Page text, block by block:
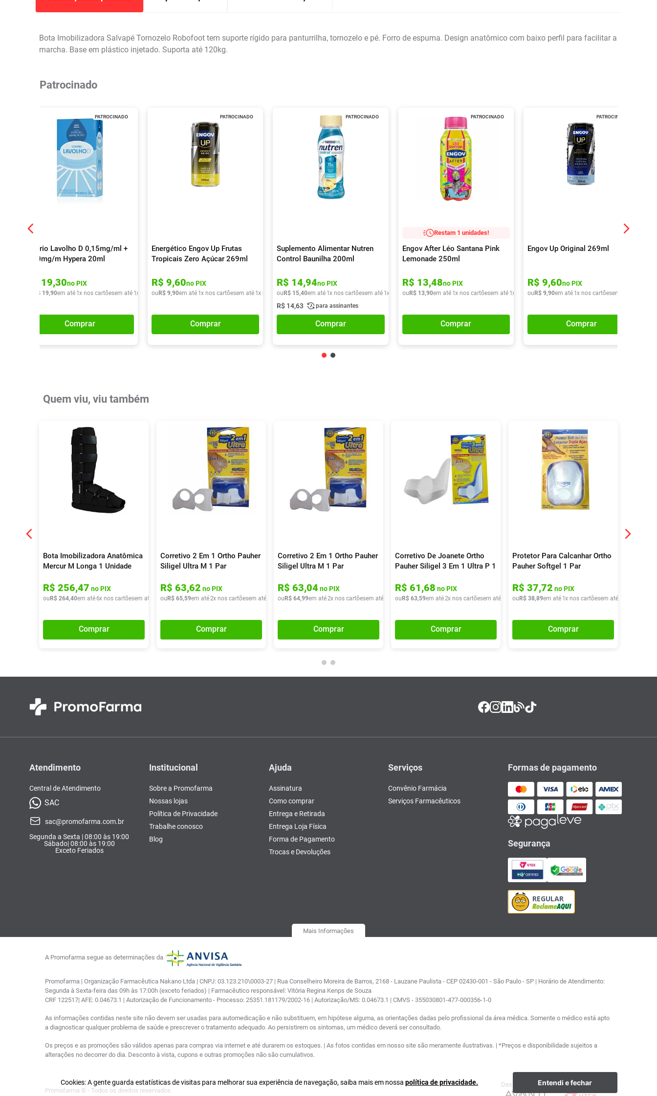
Bota Imobilizadora Salvapé Tornozelo Robofoot tem suporte rígido para panturrilha, tornozelo e pé. Forro de espuma. Design anatômico com baixo perfil para facilitar a
marcha. Base em plástico injetado. Suporta até 120kg.
Patrocinado
PATROCINADO
Colírio Lavolho D 0,15mg/ml +
0,30mg/m Hypera 20ml
19,30no PIX
R$ 19,90em até 1x nos cartõesem até 1x de R$ 19,90
Comprar
PATROCINADO
Energético Engov Up Frutas
Tropicais Zero Açúcar 269ml
R$ 9,60no PIX
ou R$ 9,90em até 1x nos cartõesem até 1x de R$ 9, 90
Comprar
PATROCINADO
Suplemento Alimentar Nutren
Control Baunilha 200ml
R$ 14,94no PIX
ou R$ 15,40em até 1x nos cartõesem até 1x de R$ 15,40
R$ 14,63 para assinantes
Comprar
PATROCINADO
Restam 1 unidades!
Engov After Léo Santana Pink
Lemonade 250ml
R$ 13,48no PIX
ou R$ 13,90em até 1x nos cartõesem até 1x de R$ 13,90
Comprar
PATROCINADO
Engov Up Original 269ml
R$ 9,60no PIX
ou R$ 9,90em até 1x nos cartõesem até
Comprar
Quem viu, viu também
Bota Imobilizadora Anatômica
Mercur M Longa 1 Unidade
R$ 256,47 no PIX
ou R$ 264,40em até6x nos cartõesem até x de R$ 44,06
Comprar
Corretivo 2 Em 1 Ortho Pauher
Siligel Ultra M 1 Par
R$ 63,62 no PIX
ou R$ 65,59em até2x nos cartõesem até x deR$ 32,79
Comprar
Corretivo 2 Em 1 Ortho Pauher
Siligel Ultra M 1 Par
R$ 63,04 no PIX
ou R$ 64,99em até2x nos cartõesem até x deR$ 32,49
Comprar
Corretivo De Joanete Ortho
Pauher Siligel 3 Em 1 Ultra P 1
R$ 61,68 no PIX
ou R$ 63,59em até2x nos cartõesem até x deR$ 31,79
Comprar
Protetor Para Calcanhar Ortho
Pauher Softgel 1 Par
R$ 37,72 no PIX
ou R$ 38,89em até 1x nos cartõesem até
Comprar
Cookies: A gente guarda estatísticas de visitas para melhorar sua experiência de navegação, saiba mais em nossa política de privacidade. Entendi e fechar
Atendimento
Central de Atendimento
SAC
sac@promofarma.com.br
Segunda a Sexta | 08:00 às 19:00
Sábado| 08:00 às 19:00
Exceto Feriados
Institucional
Sobre a Promofarma
Nossas lojas
Política de Privacidade
Trabalhe conosco
Blog
Ajuda
Assinatura
Como comprar
Entrega e Retirada
Entrega Loja Física
Forma de Pagamento
Trocas e Devoluções
Serviços
Convênio Farmácia
Serviços Farmacêuticos
Formas de pagamento
Segurança
Mais Informações
A Promofarma segue as determinações da
Promofarma | Organização Farmacêutica Nakano Ltda | CNPJ: 03.123.210\0003-27 | Rua Conselheiro Moreira de Barros, 2168 - Lauzane Paulista - CEP 02430-001 - São Paulo - SP | Horário de Atendimento:
Segunda à Sexta-feira das 09h às 17:00h (exceto feriados) | Farmacêutico responsável: Vitória Regina Kenps de Souza
CRF 122517| AFE: 0.04673.1 | Autorização de Funcionamento - Processo: 25351.181179/2002-16 | Autorização/MS: 0.04673.1 | CMVS - 355030801-477-000356-1-0
As informações contidas neste site não devem ser usadas para automedicação e não substituem, em hipótese alguma, as orientações dadas pelo profissional da área médica. Somente o médico está apto
a diagnosticar qualquer problema de saúde e prescrever o tratamento adequado. Ao persistirem os sintomas, um médico deverá ser consultado.
Os preços e as promoções são válidos apenas para compras via internet e até durarem os estoques. | As fotos contidas em nosso site são meramente ilustrativas. | *Preços e disponibilidade sujeitos a
alterações no decorrer do dia. Desconto à vista, cupons e outras promoções não são cumulativos.
Promofarma © - Todos os direitos reservados.
Desenvolvimento Plataforma